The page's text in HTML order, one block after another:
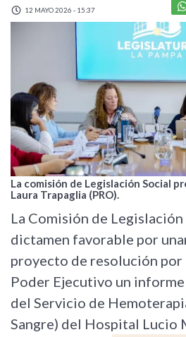
12 MAYO 2026 - 15:37
La comisión de Legislación Social
Laura Trapaglia (PRO).
La Comisión de
dictamen favorable por
proyecto de resolución por
Poder Ejecutivo un
del Servicio de
Sangre) del Hospital Lucio